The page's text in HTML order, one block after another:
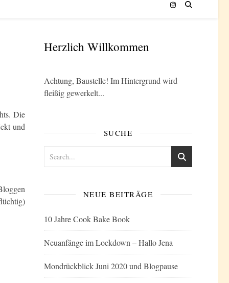
Die
und
Herzlich Willkommen
Achtung, Baustelle! Im Hintergrund wird
fleißig gewerkelt...
SUCHE
NEUE BEITRÄGE
10 Jahre Cook Bake Book
Neuanfänge im Lockdown – Hallo Jena
Mondrückblick Juni 2020 und Blogpause